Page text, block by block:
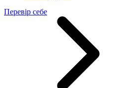
Перевір себе